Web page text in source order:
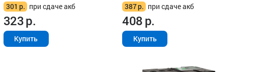
301 р. при сдаче акб
323р.
Купить
387р. при сдаче акб
408р.
Купить